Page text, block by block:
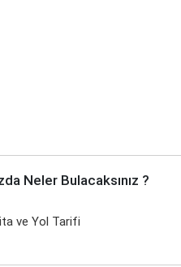
Neler Bulacaksınız ?
ve Yol Tarifi